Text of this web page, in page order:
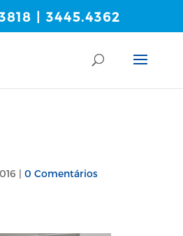
| 3445.4362
| 0 Comentários